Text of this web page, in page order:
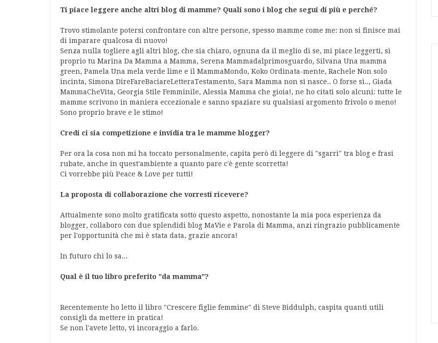
Ti piace leggere anche altri blog di mamme? Quali sono i blog che segui di più e perché?
Trovo stimolante potersi confrontare con altre persone, spesso mamme come me: non si finisce mai
di imparare qualcosa di nuovo!
Senza nulla togliere agli altri blog, che sia chiaro, ognuna da il meglio di se, mi piace leggerti, sì
proprio tu Marina Da Mamma a Mamma, Serena Mammadalprimosguardo, Silvana Una mamma
green, Pamela Una mela verde lime e il MammaMondo, Koko Ordinata-mente, Rachele Non solo
incinta, Simona DireFareBaciareLetteraTestamento, Sara Mamma non si nasce.. O forse sì.., Giada
MammaCheVita, Georgia Stile Femminile, Alessia Mamma che gioia!, ne ho citati solo alcuni: tutte le
mamme scrivono in maniera eccezionale e sanno spaziare su qualsiasi argomento frivolo o meno!
Sono proprio brave e le stimo!
Credi ci sia competizione e invidia tra le mamme blogger?
Per ora la cosa non mi ha toccato personalmente, capita però di leggere di "sgarri" tra blog e frasi
rubate, anche in quest'ambiente a quanto pare c'è gente scorretta!
Ci vorrebbe più Peace & Love per tutti!
La proposta di collaborazione che vorresti ricevere?
Attualmente sono molto gratificata sotto questo aspetto, nonostante la mia poca esperienza da
blogger, collaboro con due splendidi blog MaVie e Parola di Mamma, anzi ringrazio pubblicamente
per l'opportunità che mi è stata data, grazie ancora!
In futuro chi lo sa...
Qual è il tuo libro preferito "da mamma"?
Recentemente ho letto il libro "Crescere figlie femmine" di Steve Biddulph, caspita quanti utili
consigli da mettere in pratica!
Se non l'avete letto, vi incoraggio a farlo.